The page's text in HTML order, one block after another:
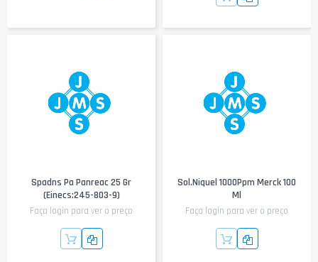
Spadns Pa Panreac 25 Gr
(Einecs:245-803-9)
Faça login para ver o preço
Sol.Niquel 1000Ppm Merck 100
Ml
Faça login para ver o preço